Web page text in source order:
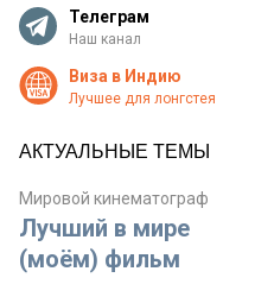
Телеграм
Наш канал
Виза в Индию
Лучшее для лонгстея
АКТУАЛЬНЫЕ ТЕМЫ
Мировой кинематограф
Лучший в мире
(моём) фильм